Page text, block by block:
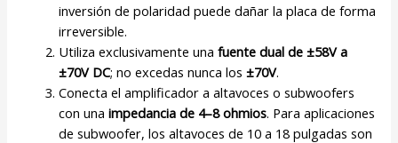
inversión de polaridad puede dañar la placa de forma
irreversible.
Utiliza exclusivamente unafuente dual de ±58V a
±70V DC; no excedas nunca los±70V.
Conecta el amplificador a altavoces o subwoofers
con unaimpedancia de 4–8 ohmios. Para aplicaciones
de subwoofer, los altavoces de 10 a 18 pulgadas son